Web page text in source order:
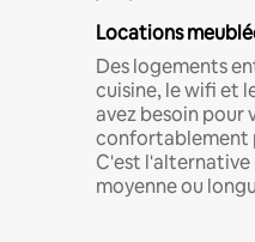
Locations
Des logements
cuisine, le wifi et
avez besoin pour
confortablement
C'est
moyenne ou